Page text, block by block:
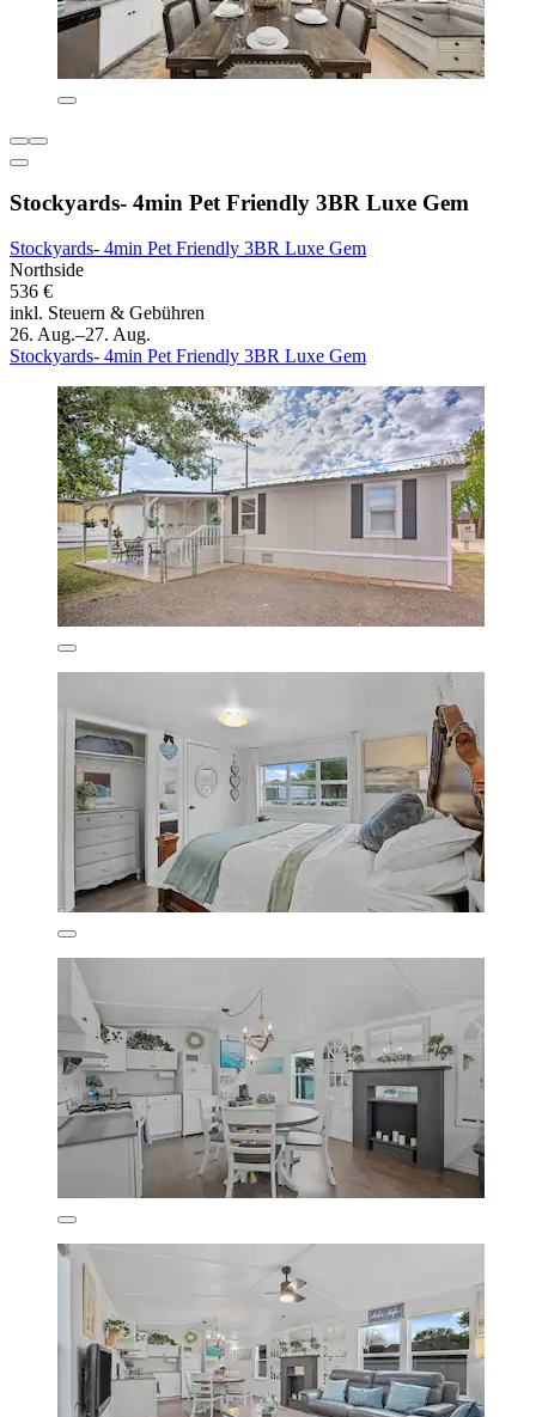
Stockyards- 4min Pet Friendly 3BR Luxe Gem
Stockyards- 4min Pet Friendly 3BR Luxe Gem
Northside
536 €
inkl. Steuern & Gebühren
26. Aug.–27. Aug.
Stockyards- 4min Pet Friendly 3BR Luxe Gem